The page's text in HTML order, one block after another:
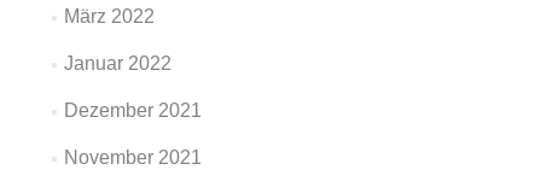
März 2022
Januar 2022
Dezember 2021
November 2021